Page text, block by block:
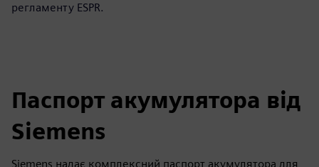
регламенту ESPR.
Паспорт акумулятора від
Siemens
Siemens надає комплексний паспорт акумулятора для